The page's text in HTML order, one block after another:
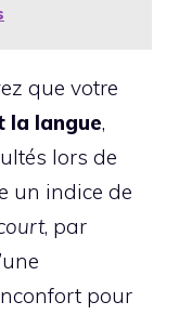
que votre
la langue,
lors de
un indice de
, par
pour